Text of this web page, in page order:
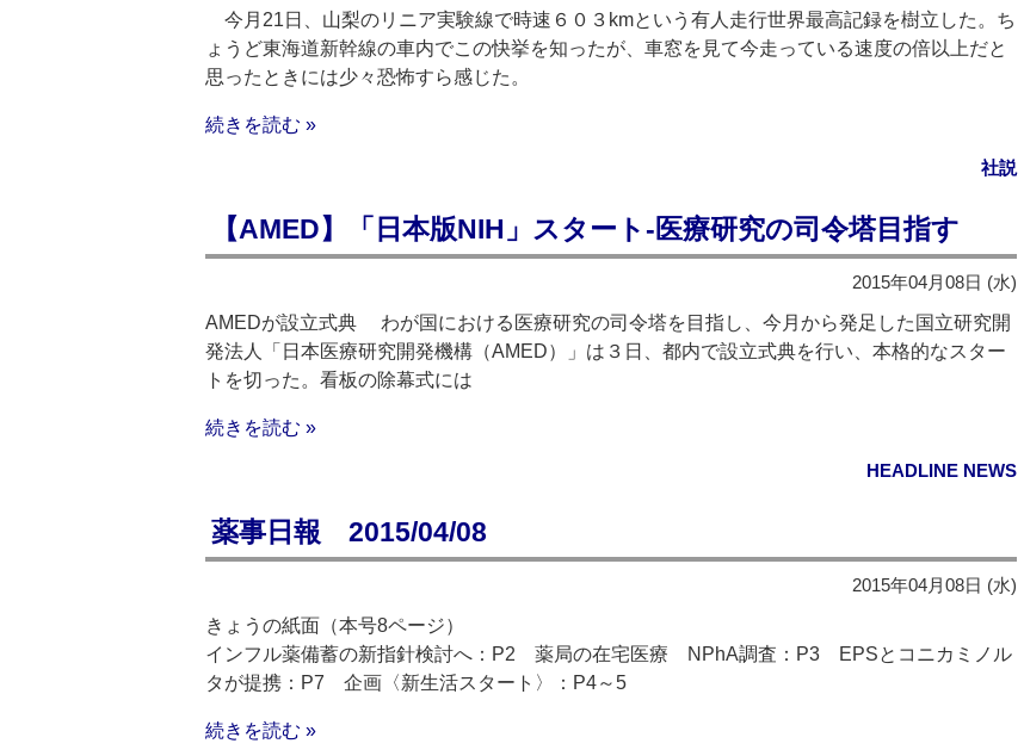
今月21日、山梨のリニア実験線で時速６０３kmという有人走行世界最高記録を樹立した。ち
ょうど東海道新幹線の車内でこの快挙を知ったが、車窓を見て今走っている速度の倍以上だと
思ったときには少々恐怖すら感じた。
続きを読む »
社説
【AMED】「日本版NIH」スタート‐医療研究の司令塔目指す
2015年04月08日 (水)
AMEDが設立式典 わが国における医療研究の司令塔を目指し、今月から発足した国立研究開
発法人「日本医療研究開発機構（AMED）」は３日、都内で設立式典を行い、本格的なスター
トを切った。看板の除幕式には
続きを読む »
HEADLINE NEWS
薬事日報 2015/04/08
2015年04月08日 (水)
きょうの紙面（本号8ページ）
インフル薬備蓄の新指針検討へ：P2 薬局の在宅医療 NPhA調査：P3 EPSとコニカミノル
タが提携：P7 企画〈新生活スタート〉：P4～5
続きを読む »